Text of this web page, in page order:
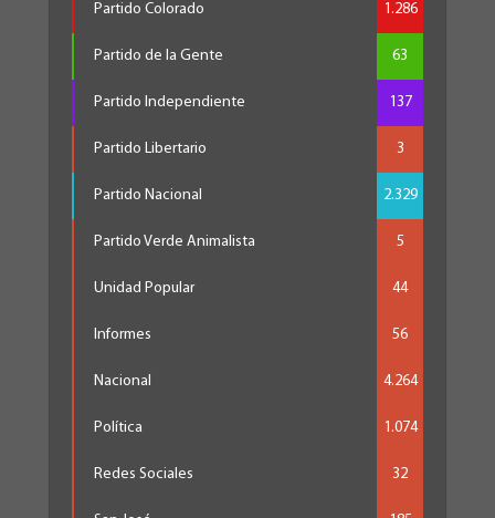
Partido Colorado 1.286
Partido de la Gente 63
Partido Independiente 137
Partido Libertario 3
Partido Nacional 2.329
Partido Verde Animalista 5
Unidad Popular 44
Informes 56
Nacional 4.264
Política 1.074
Redes Sociales 32